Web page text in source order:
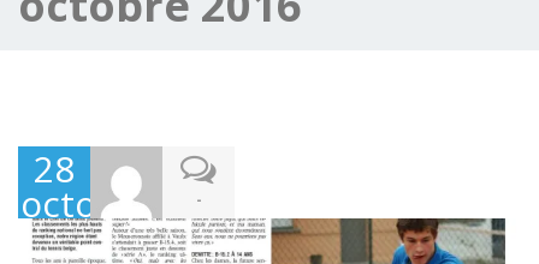
28
octobre
2016
-